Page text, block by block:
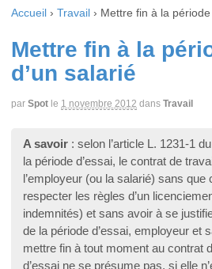
Accueil › Travail › Mettre fin à la période
Mettre fin à la
d’un salarié
par Spot le 1 novembre 2012 dans Travail
A savoir : selon l’article L. 1231-1
la période d’essai, le contrat de
l’employeur (ou la salarié) sans que
respecter les règles d’un
indemnités) et sans avoir à se
de la période d’essai, employeur et
mettre fin à tout moment au contrat
d’essai ne se présume pas, si elle